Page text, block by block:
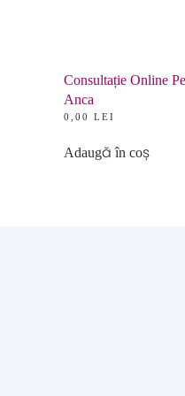
Consultație Online
Anca
0,00 LEI
Adaugă în coș